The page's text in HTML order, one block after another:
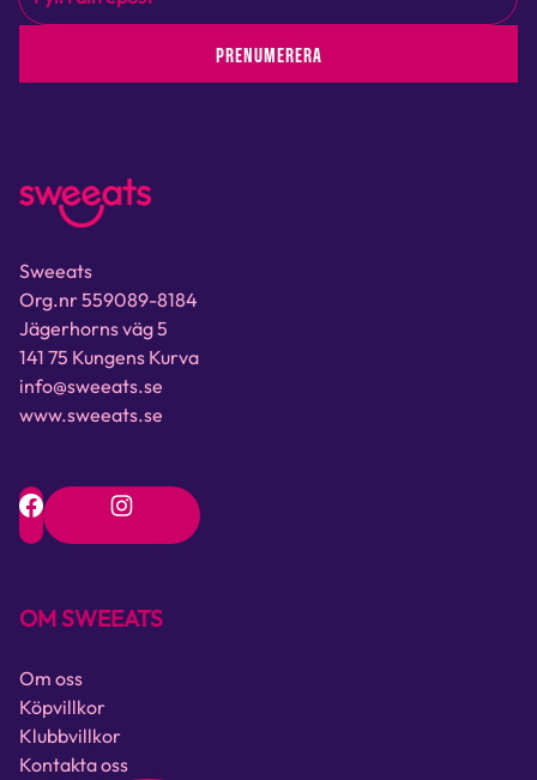
PRENUMERERA
Sweeats
Org.nr 559089-8184
Jägerhorns väg 5
141 75 Kungens Kurva
info@sweeats.se
www.sweeats.se
OM SWEEATS
Om oss
Köpvillkor
Klubbvillkor
Kontakta oss